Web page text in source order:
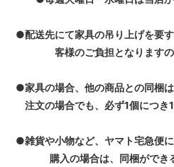
●配送先にて家具の吊り上げを要
客様のご負担となります
●家具の場合、他の商品との同梱
注文の場合でも、必ず1個につき
●雑貨や小物など、ヤマト宅急便
購入の場合は、同梱ができ